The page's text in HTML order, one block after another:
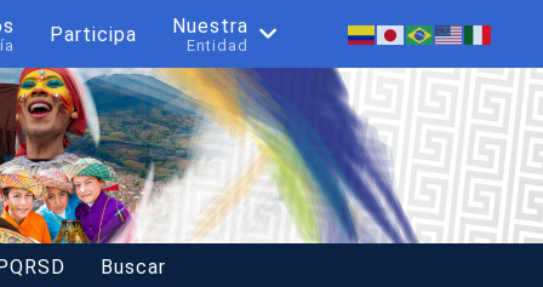
Participa Nuestra
Entidad
Buscar